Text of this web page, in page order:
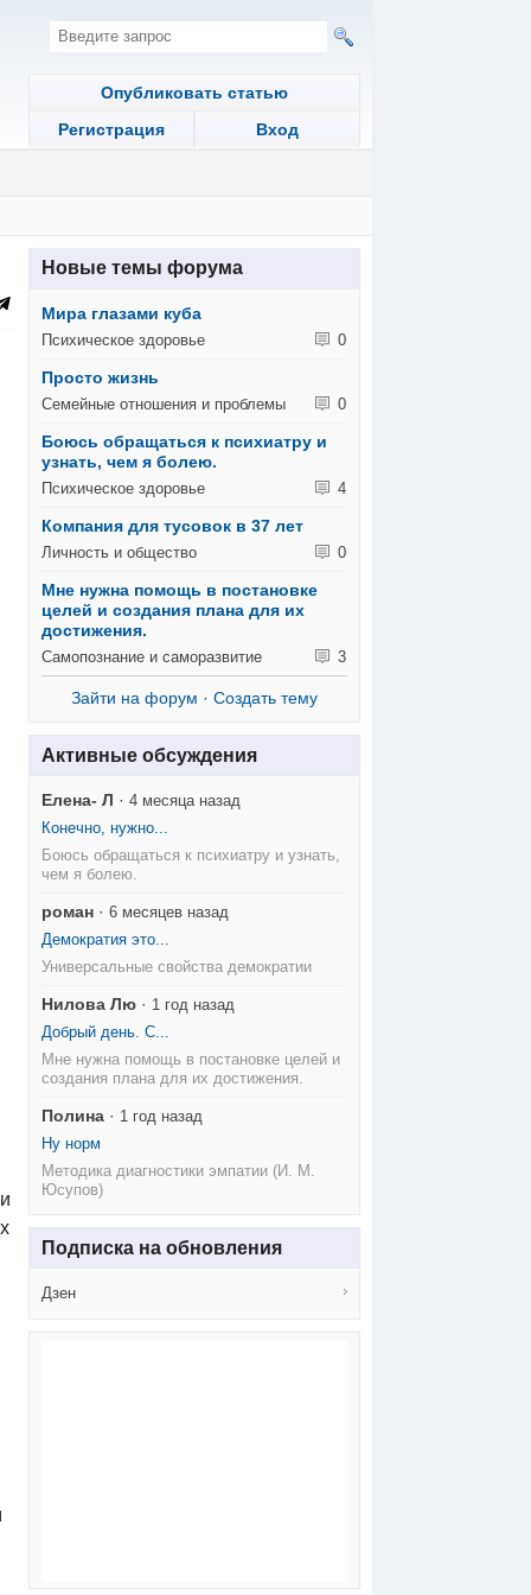
Опубликовать статью
Регистрация
Вход
Новые темы форума
Мира глазами куба
Психическое здоровье 0
Просто жизнь
Семейные отношения и проблемы 0
Боюсь обращаться к психиатру и
узнать, чем я болею.
Психическое здоровье 4
Компания для тусовок в 37 лет
Личность и общество 0
Мне нужна помощь в постановке
целей и создания плана для их
достижения.
Самопознание и саморазвитие 3
Зайти на форум · Создать тему
Активные обсуждения
Елена- Л ·4 месяца назад
Конечно, нужно...
Боюсь обращаться к психиатру и узнать,
чем я болею.
роман ·6 месяцев назад
Демократия это...
Универсальные свойства демократии
Нилова Лю · 1 год назад
Добрый день. С...
Мне нужна помощь в постановке целей и
создания плана для их достижения.
Полина · 1 год назад
Ну норм
Методика диагностики эмпатии (И. М.
Юсупов)
Подписка на обновления
Дзен